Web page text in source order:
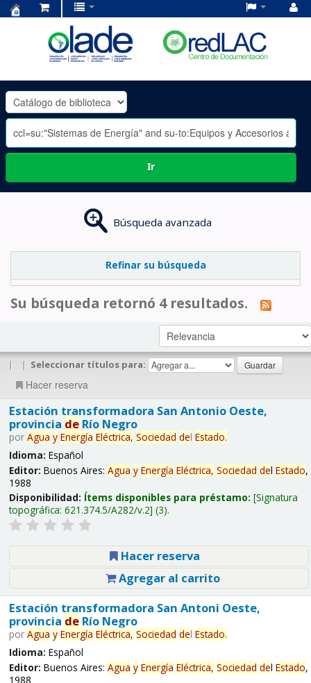
OLADE
-
Ir
Búsqueda avanzada
Refinar su búsqueda
Su búsqueda retornó 4 resultados.
| | Seleccionar títulos para:
Hacer reserva
Estación transformadora San Antonio Oeste,
provincia deRío Negro
por Agua y Energía Eléctrica, Sociedad del Estado.
Idioma: Español
Editor: Buenos Aires: Agua y Energía Eléctrica, Sociedad del Estado,
1988
Disponibilidad: Ítems disponibles para préstamo: Signatura
topográfica: 621.374.5/A282/v.2 (3).
Hacer reserva
Agregar al carrito
Estación transformadora San Antoni Oeste,
provincia deRío Negro
por Agua y Energía Eléctrica, Sociedad del Estado.
Idioma: Español
Editor: Buenos Aires: Agua y Energía Eléctrica, Sociedad del Estado,
1988